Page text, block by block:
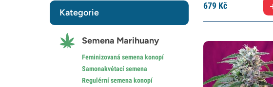
679 Kč
Kategorie
Semena Marihuany
Feminizovaná semena konopí
Samonakvétací semena
Regulérní semena konopí